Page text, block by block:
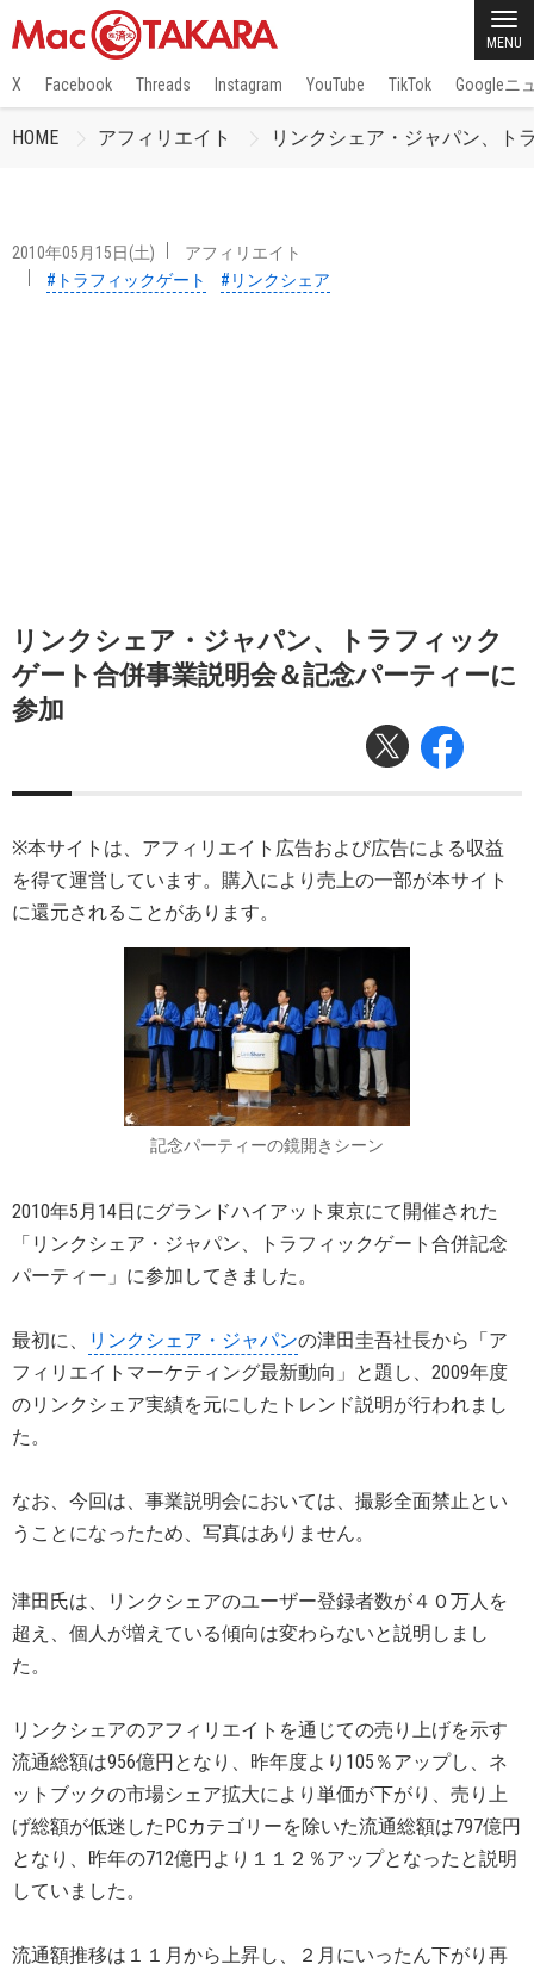
MENU
X Facebook Threads Instagram YouTube TikTok Googleニ
HOME アフィリエイト リンクシェア・ジャパン、ト
2010年05月15日(土)
アフィリエイト
#トラフィックゲート
#リンクシェア
リンクシェア・ジャパン、トラフィック
ゲート合併事業説明会＆記念パーティーに
参加
※本サイトは、アフィリエイト広告および広告による収益
を得て運営しています。購入により売上の一部が本サイト
に還元されることがあります。
記念パーティーの鏡開きシーン
2010年5月14日にグランドハイアット東京にて開催された
「リンクシェア・ジャパン、トラフィックゲート合併記念
パーティー」に参加してきました。
最初に、 リンクシェア・ジャパンの津田圭吾社長から「ア
フィリエイトマーケティング最新動向」と題し、2009年度
のリンクシェア実績を元にしたトレンド説明が行われまし
た。
なお、今回は、事業説明会においては、撮影全面禁止とい
うことになったため、写真はありません。
津田氏は、リンクシェアのユーザー登録者数が４０万人を
超え、個人が増えている傾向は変わらないと説明しまし
た。
リンクシェアのアフィリエイトを通じての売り上げを示す
流通総額は956億円となり、昨年度より105％アップし、ネ
ットブックの市場シェア拡大により単価が下がり、売り上
げ総額が低迷したPCカテゴリーを除いた流通総額は797億円
となり、昨年の712億円より１１２％アップとなったと説明
していました。
流通額推移は１１月から上昇し、２月にいったん下がり再